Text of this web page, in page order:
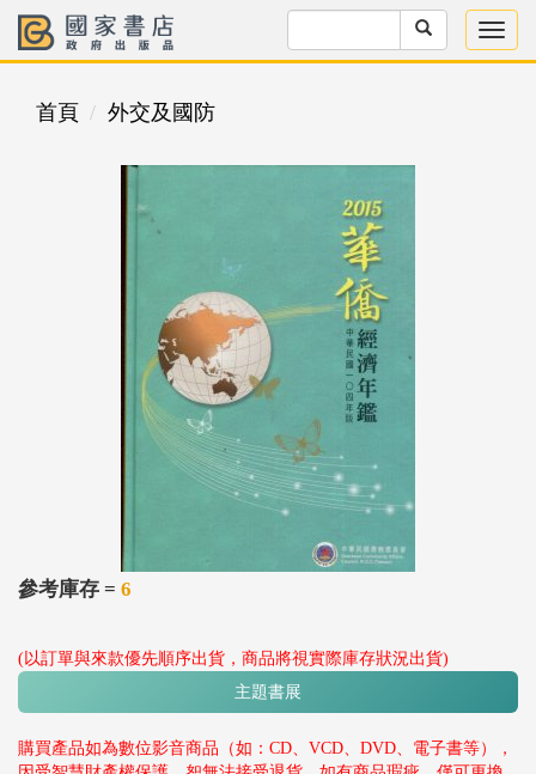
首頁 外交及國防
參考庫存 = 6
(以訂單與來款優先順序出貨，商品將視實際庫存狀況出貨)
主題書展
購買產品如為數位影音商品（如：CD、VCD、DVD、電子書等），